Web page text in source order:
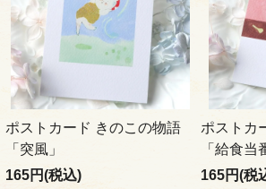
ポストカード きのこの物語
「突風」
165円(税込)
ポストカ
「給食当
165円(税